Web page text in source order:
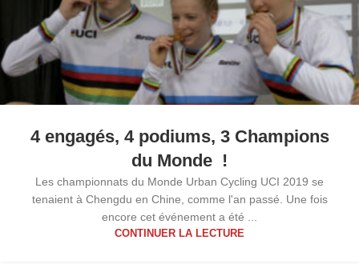
4 engagés, 4 podiums, 3 Champions
du Monde !
Les championnats du Monde Urban Cycling UCI 2019 se
tenaient à Chengdu en Chine, comme l'an passé. Une fois
encore cet événement a été ...
CONTINUER LA LECTURE